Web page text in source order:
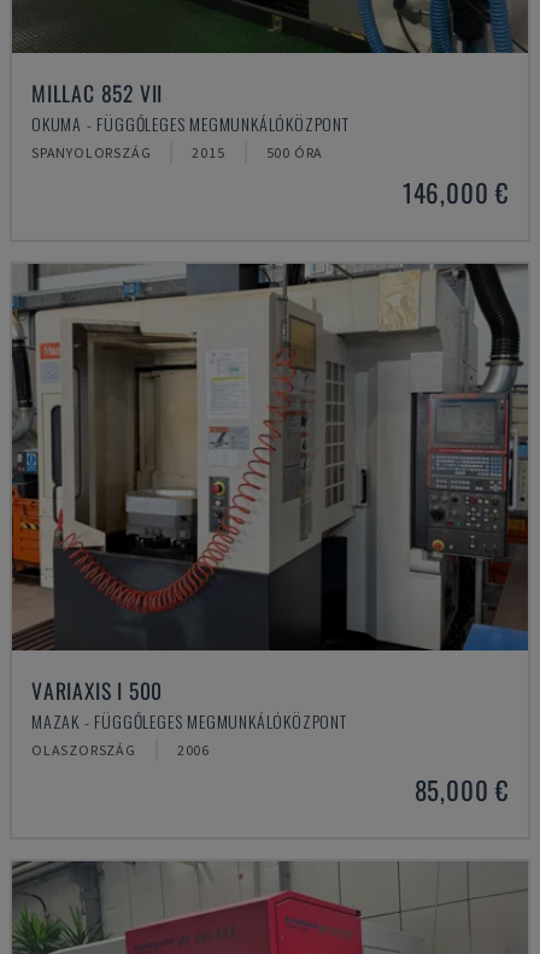
MILLAC 852 VII
OKUMA - FÜGGŐLEGES MEGMUNKÁLÓKÖZPONT
SPANYOLORSZÁG 2015 500 ÓRA
146,000 €
VARIAXIS I 500
MAZAK - FÜGGŐLEGES MEGMUNKÁLÓKÖZPONT
OLASZORSZÁG 2006
85,000 €